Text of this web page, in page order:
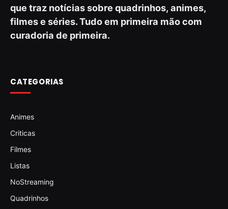
que traz notícias sobre quadrinhos, animes,
filmes e séries. Tudo em primeira mão com
curadoria de primeira.
CATEGORIAS
Animes
Criticas
Filmes
Listas
NoStreaming
Quadrinhos